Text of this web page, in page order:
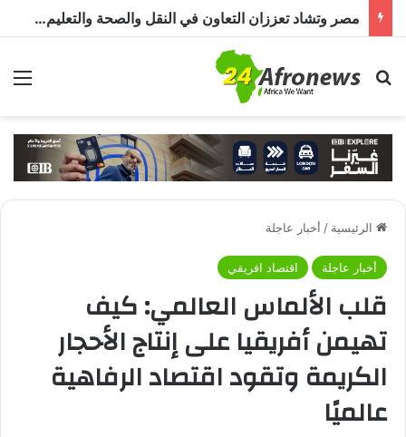
مصر وتشاد تعززان التعاون في النقل والصحة والتعليم والاستثمار خلال الدورة الرابعة للجنة المشتركة
بحث عن
الرئيسية / أخبار عاجلة
أخبار عاجلة اقتصاد افريقي
قلب الألماس العالمي: كيف
تهيمن أفريقيا على إنتاج الأحجار
الكريمة وتقود اقتصاد الرفاهية
عالميًا